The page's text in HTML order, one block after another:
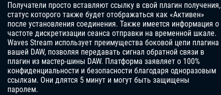
Получатели просто вставляют ссылку в свой плагин получения,
статус которого также будет отображаться как «Активен»
после установления соединения. Также имеется информация о
частоте дискретизации сеанса отправки на временной шкале.
Waves Stream использует преимущества боковой цепи плагина
вашей DAW, позволяя передавать сигнал обратной связи в
плагин из мастер-шины DAW. Платформа заявляет о 100%
конфиденциальности и безопасности благодаря одноразовым
ссылкам. Они длятся 5 минут и могут быть защищены
паролем.